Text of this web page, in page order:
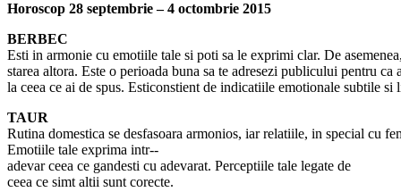
Horoscop 28 septembrie – 4 octombrie 2015
BERBEC
Esti in armonie cu emotiile tale si poti sa le exprimi clar. De
starea altora. Este o perioada buna sa te adresezi publicului pentru
la ceea ce ai de spus. Esticonstient de indicatiile emotionale subtile
TAUR
Rutina domestica se desfasoara armonios, iar relatiile, in special cu
Emotiile tale exprima intr-­
adevar ceea ce gandesti cu adevarat. Perceptiile tale legate de
ceea ce simt altii sunt corecte.